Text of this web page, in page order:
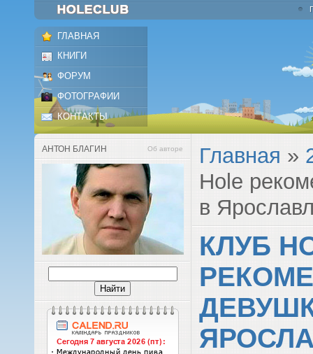
ГЛАВНАЯ
КНИГИ
ФОРУМ
ФОТОГРАФИИ
КОНТАКТЫ
АНТОН БЛАГИН Об авторе Главная »
Hole
в
КЛУБ